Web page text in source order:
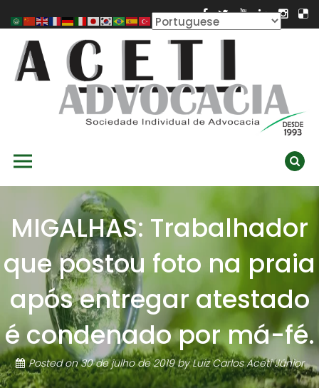
to
content
MIGALHAS: Trabalhador
que postou foto na praia
após entregar atestado
é condenado por má-fé.
Posted on30 de julho de 2019byLuiz Carlos Aceti Júnior